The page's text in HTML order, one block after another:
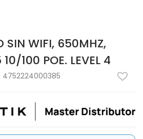
SIN WIFI, 650MHZ,
100 POE. LEVEL 4
4752224000385